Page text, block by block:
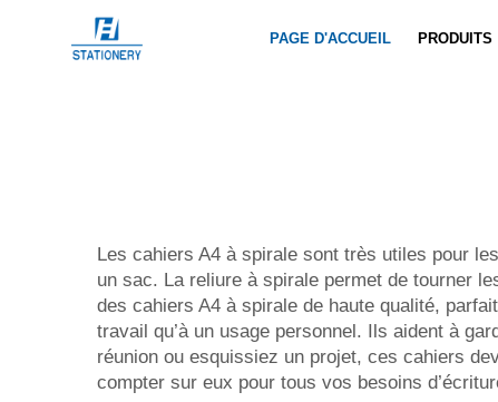
PAGE D'ACCUEIL PRODUITS
Les cahiers A4 à spirale sont très utiles pour
un sac. La reliure à spirale permet de tourner
des cahiers A4 à spirale de haute qualité,
travail qu’à un usage personnel. Ils aident à
réunion ou esquissiez un projet, ces cahiers
compter sur eux pour tous vos besoins